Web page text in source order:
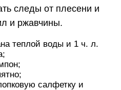
следы от плесени и
и ржавчины.
теплой воды и 1 ч. л.
салфетку и